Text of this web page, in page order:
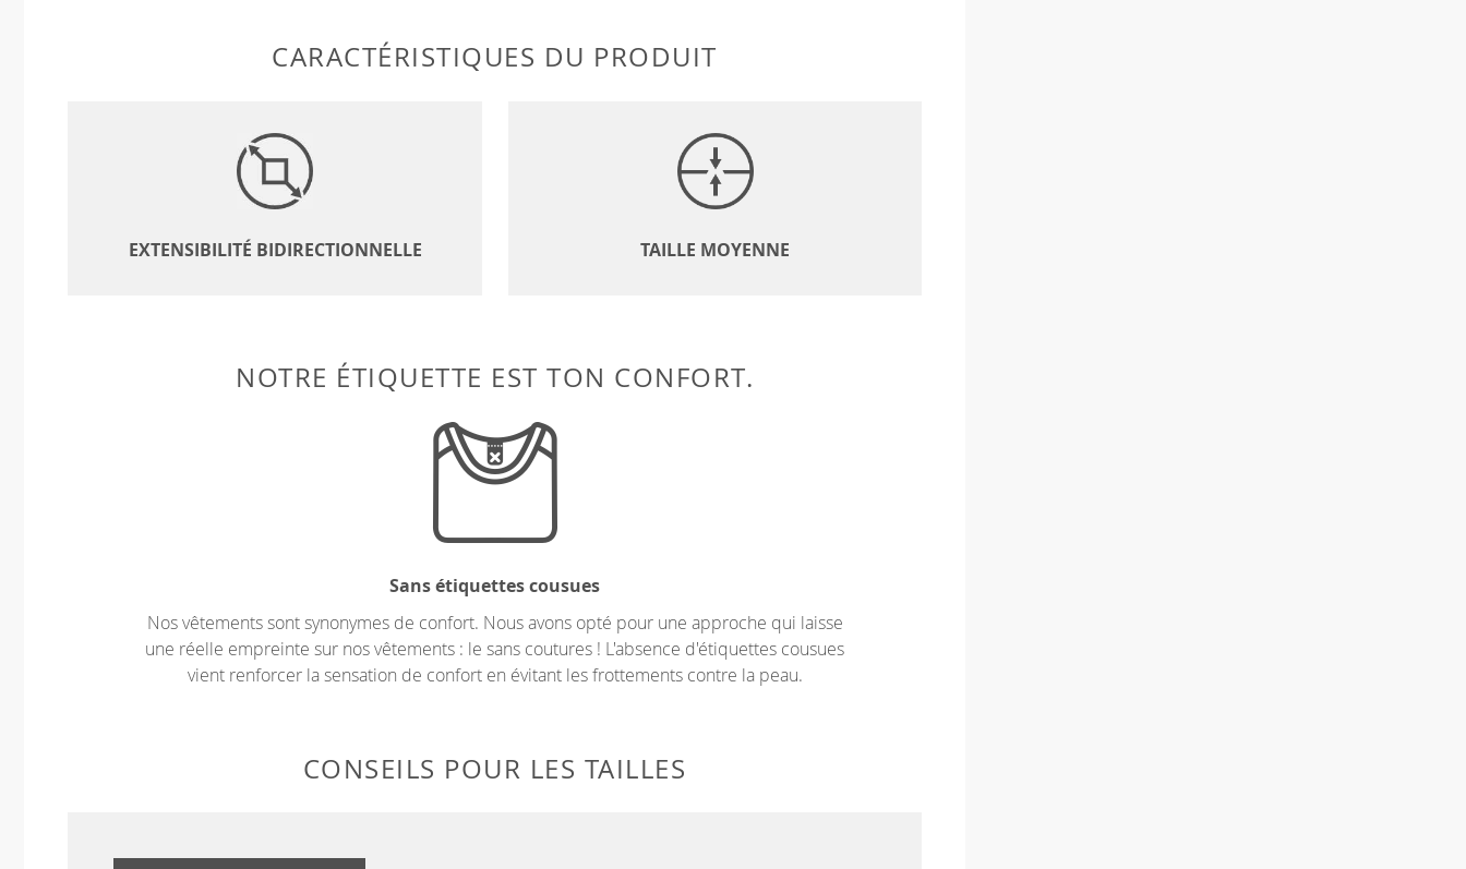
CARACTÉRISTIQUES DU PRODUIT
EXTENSIBILITÉ BIDIRECTIONNELLE TAILLE MOYENNE
NOTRE ÉTIQUETTE EST TON CONFORT.
Sans étiquettes cousues
Nos vêtements sont synonymes de confort. Nous avons opté pour une approche qui laisse
une réelle empreinte sur nos vêtements : le sans coutures ! L'absence d'étiquettes cousues
vient renforcer la sensation de confort en évitant les frottements contre la peau.
CONSEILS POUR LES TAILLES